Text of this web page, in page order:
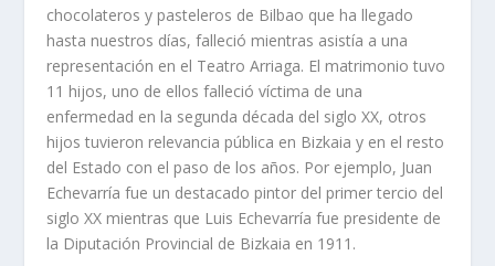
chocolateros y pasteleros de Bilbao que ha llegado
hasta nuestros días, falleció mientras asistía a una
representación en el Teatro Arriaga. El matrimonio tuvo
11 hijos, uno de ellos falleció víctima de una
enfermedad en la segunda década del siglo XX, otros
hijos tuvieron relevancia pública en Bizkaia y en el resto
del Estado con el paso de los años. Por ejemplo, Juan
Echevarría fue un destacado pintor del primer tercio del
siglo XX mientras que Luis Echevarría fue presidente de
la Diputación Provincial de Bizkaia en 1911.